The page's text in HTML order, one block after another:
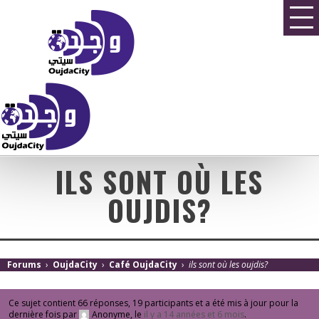
ILS SONT OÙ LES
OUJDIS?
Forums › OujdaCity › Café OujdaCity › ils sont où les oujdis?
Ce sujet contient 66 réponses, 19 participants et a été mis à jour pour la
dernière fois par
Anonyme, le il y a 14 années et 6 mois.